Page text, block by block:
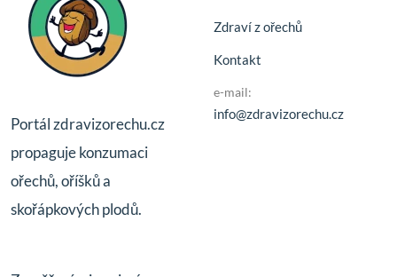
Portál zdravizorechu.cz
propaguje konzumaci
ořechů, oříšků a
skořápkových plodů.
Zdraví z ořechů
Kontakt
e-mail:
info@zdravizorechu.cz